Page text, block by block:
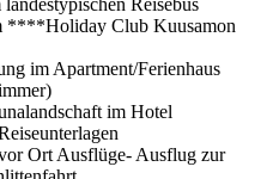
- Kassel
Flughafen
Reisebus
****Holiday Club Kuusamon
im Apartment/Ferienhaus